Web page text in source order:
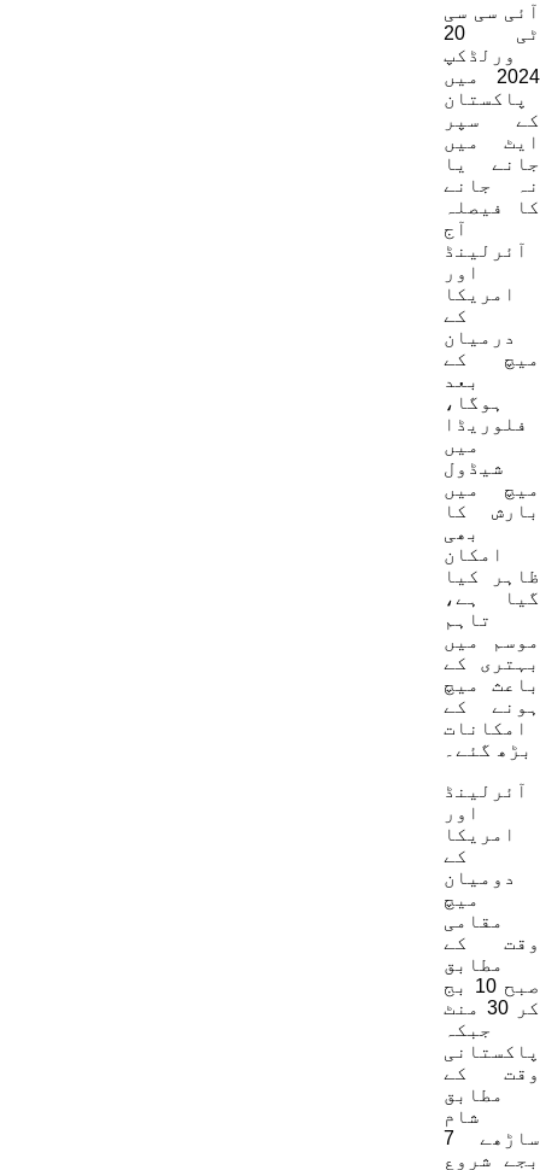
آئی سی سی
ٹی 20
ورلڈکپ
2024 میں
پاکستان
کے سپر
ایٹ میں
جانے یا
نہ جانے
کا فیصلہ
آج
آئرلینڈ
اور
امریکا
کے
درمیان
میچ کے
بعد
ہوگا،
فلوریڈا
میں
شیڈول
میچ میں
بارش کا
بھی
امکان
ظاہر کیا
گیا ہے،
تاہم
موسم میں
بہتری کے
باعث میچ
ہونے کے
امکانات
بڑھ گئے۔
آئرلینڈ
اور
امریکا
کے
دومیان
میچ
مقامی
وقت کے
مطابق
صبح 10 بج
کر 30 منٹ
جبکہ
پاکستانی
وقت کے
مطابق
شام
ساڑھے 7
بجے شروع